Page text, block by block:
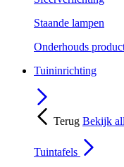
Staande lampen
Onderhouds
Tuininrichting
Terug Bekijk
Tuintafels